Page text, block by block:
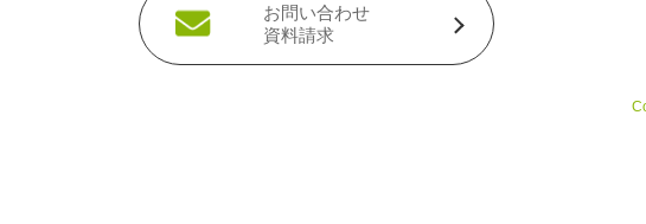
お問い合わせ
資料請求